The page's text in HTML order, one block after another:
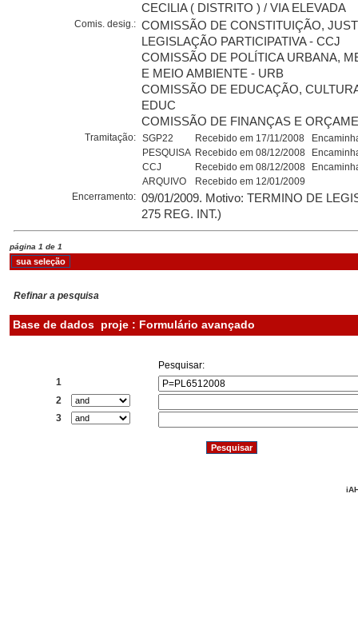
CECILIA ( DISTRITO ) / VIA ELEVADA
Comis. desig.: COMISSÃO DE CONSTITUIÇÃO,
LEGISLAÇÃO PARTICIPATIVA - CCJ
COMISSÃO DE POLÍTICA URBANA,
E MEIO AMBIENTE - URB
COMISSÃO DE EDUCAÇÃO,
EDUC
COMISSÃO DE FINANÇAS E
Tramitação: SGP22 Recebido em 17/11/2008
PESQUISA Recebido em 08/12/2008
CCJ
Recebido em 08/12/2008
ARQUIVO
Recebido em 12/01/2009
Encerramento: 09/01/2009. Motivo: TERMINO DE
275 REG. INT.)
página 1 de 1
Refinar a pesquisa
Base de dados proje : Formulário avançado
Pesquisar:
1
2
3